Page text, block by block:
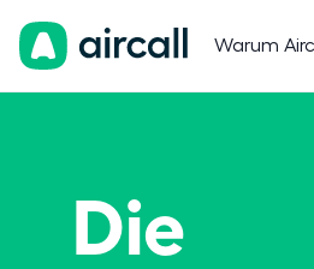
Warum
Die